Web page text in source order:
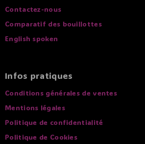
Contactez-nous
Comparatif des bouillottes
English spoken
Infos pratiques
Conditions générales de ventes
Mentions légales
Politique de confidentialité
Politique de Cookies